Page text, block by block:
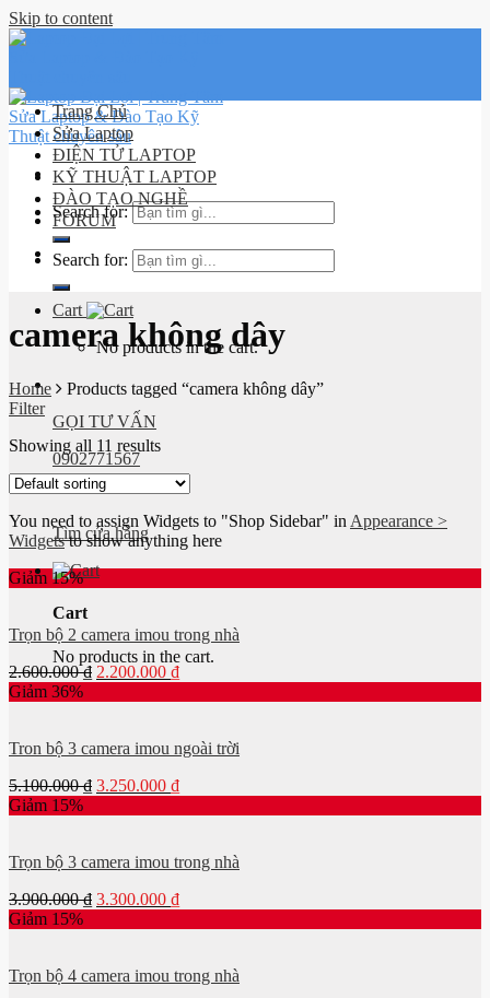
Skip to content
Search for:
Lịch sử
Cart
No products in the cart.
GỌI TƯ VẤN
0902771567
Tìm cửa hàng
Cart
No products in the cart.
Trang Chủ
Sửa Laptop
ĐIỆN TỬ LAPTOP
KỸ THUẬT LAPTOP
ĐÀO TẠO NGHỀ
FORUM
Search for:
camera không dây
Home
Products tagged “camera không dây”
Filter
Showing all 11 results
You need to assign Widgets to "Shop Sidebar" in Appearance >
Widgetsto show anything here
Giảm 15%
Trọn bộ 2 camera imou trong nhà
2.600.000₫ 2.200.000 ₫
Giảm 36%
Tron bộ 3 camera imou ngoài trời
5.100.000₫ 3.250.000 ₫
Giảm 15%
Trọn bộ 3 camera imou trong nhà
3.900.000₫ 3.300.000 ₫
Giảm 15%
Trọn bộ 4 camera imou trong nhà